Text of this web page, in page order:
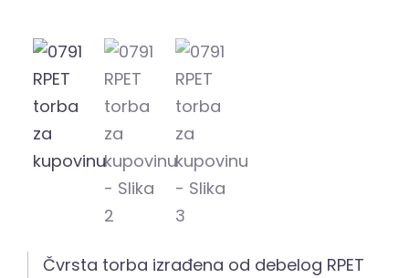
Čvrsta torba izrađena od debelog RPET